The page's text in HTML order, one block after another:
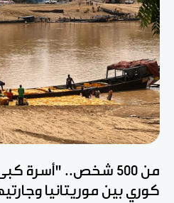
من 500 شخص.. "أسرة
كوري بين موريتانيا